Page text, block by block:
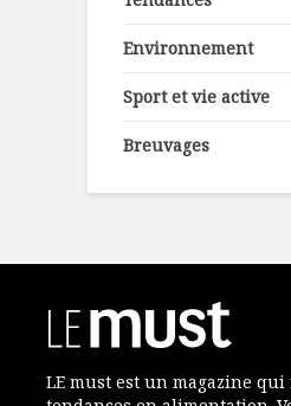
Environnement
Sport et vie active
Breuvages
LE must est un magazine qui